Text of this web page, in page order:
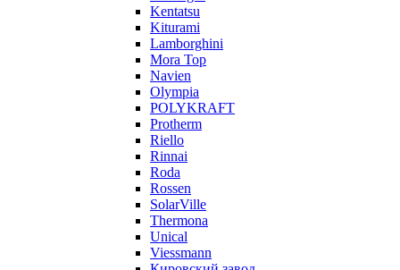
Kentatsu
Kiturami
Lamborghini
Mora Top
Navien
Olympia
POLYKRAFT
Protherm
Riello
Rinnai
Roda
Rossen
SolarVille
Thermona
Unical
Viessmann